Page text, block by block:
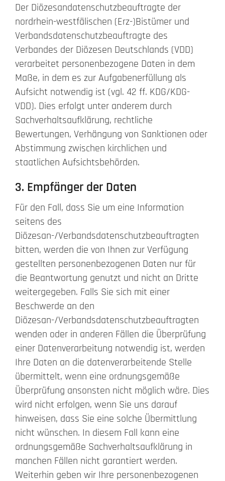
Der Diözesandatenschutzbeauftragte der
nordrhein-westfälischen (Erz-)Bistümer und
Verbandsdatenschutzbeauftragte des
Verbandes der Diözesen Deutschlands (VDD)
verarbeitet personenbezogene Daten in dem
Maße, in dem es zur Aufgabenerfüllung als
Aufsicht notwendig ist (vgl. 42 ff. KDG/KDG-
VDD). Dies erfolgt unter anderem durch
Sachverhaltsaufklärung, rechtliche
Bewertungen, Verhängung von Sanktionen oder
Abstimmung zwischen kirchlichen und
staatlichen Aufsichtsbehörden.
3. Empfänger der Daten
Für den Fall, dass Sie um eine Information
seitens des
Diözesan-/Verbandsdatenschutzbeauftragten
bitten, werden die von Ihnen zur Verfügung
gestellten personenbezogenen Daten nur für
die Beantwortung genutzt und nicht an Dritte
weitergegeben. Falls Sie sich mit einer
Beschwerde an den
Diözesan-/Verbandsdatenschutzbeauftragten
wenden oder in anderen Fällen die Überprüfung
einer Datenverarbeitung notwendig ist, werden
Ihre Daten an die datenverarbeitende Stelle
übermittelt, wenn eine ordnungsgemäße
Überprüfung ansonsten nicht möglich wäre. Dies
wird nicht erfolgen, wenn Sie uns darauf
hinweisen, dass Sie eine solche Übermittlung
nicht wünschen. In diesem Fall kann eine
ordnungsgemäße Sachverhaltsaufklärung in
manchen Fällen nicht garantiert werden.
Weiterhin geben wir Ihre personenbezogenen